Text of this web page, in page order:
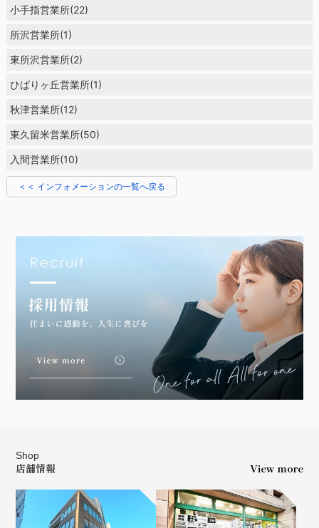
小手指営業所(22)
所沢営業所(1)
東所沢営業所(2)
ひばりヶ丘営業所(1)
秋津営業所(12)
東久留米営業所(50)
入間営業所(10)
＜＜ インフォメーションの一覧へ戻る
Shop
店舗情報 View more